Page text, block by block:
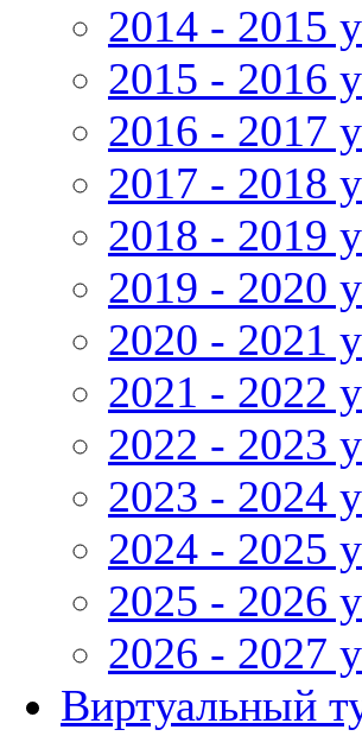
2014 - 2015
2015 - 2016
2016 - 2017
2017 - 2018
2018 - 2019
2019 - 2020
2020 - 2021
2021 - 2022
2022 - 2023
2023 - 2024
2024 - 2025
2025 - 2026
2026 - 2027
Виртуальный